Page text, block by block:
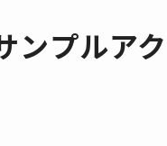
ンプルア